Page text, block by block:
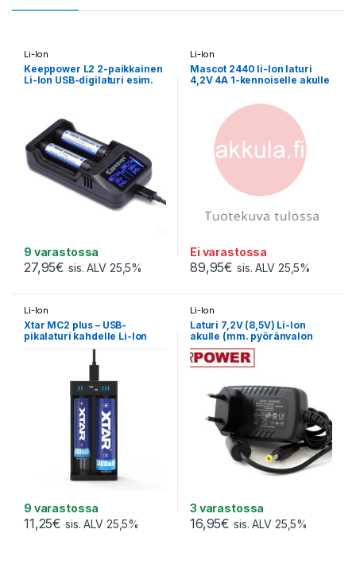
Li-Ion
Keeppower L2 2-paikkainen
Li-Ion USB-digilaturi esim.
9 varastossa
27,95€ sis. ALV 25,5%
Li-Ion
Mascot 2440 li-Ion laturi
4,2V 4A 1-kennoiselle akulle
Ei varastossa
89,95€ sis. ALV 25,5%
Li-Ion
Xtar MC2 plus – USB-
pikalaturi kahdelle Li-Ion
9 varastossa
11,25€ sis. ALV 25,5%
Li-Ion
Laturi 7,2V (8,5V) Li-Ion
akulle (mm. pyöränvalon
akuille)
3 varastossa
16,95€ sis. ALV 25,5%